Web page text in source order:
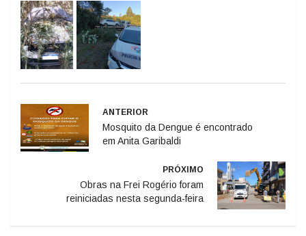
ANTERIOR
Mosquito da Dengue é encontrado
em Anita Garibaldi
PRÓXIMO
Obras na Frei Rogério foram
reiniciadas nesta segunda-feira